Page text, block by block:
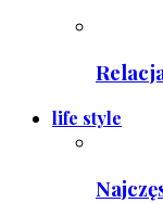
life style